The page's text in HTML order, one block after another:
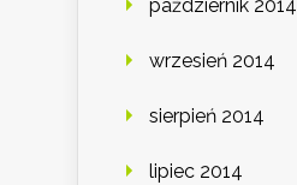
październik 2014
wrzesień 2014
sierpień 2014
lipiec 2014